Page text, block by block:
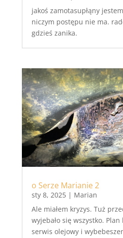
jakoś zamotasupłąny
niczym postępu nie ma.
gdzieś zanika.
o Serze Marianie 2
sty 8, 2025| Marian
Ale miałem kryzys. Tuż
wyjebało się wszystko. Plan
serwis olejowy i